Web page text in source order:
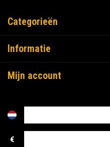
Categorieën
Informatie
Mijn account
€